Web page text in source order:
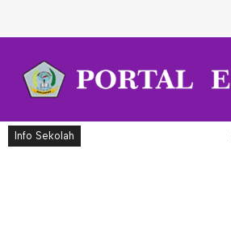
Info Sekolah